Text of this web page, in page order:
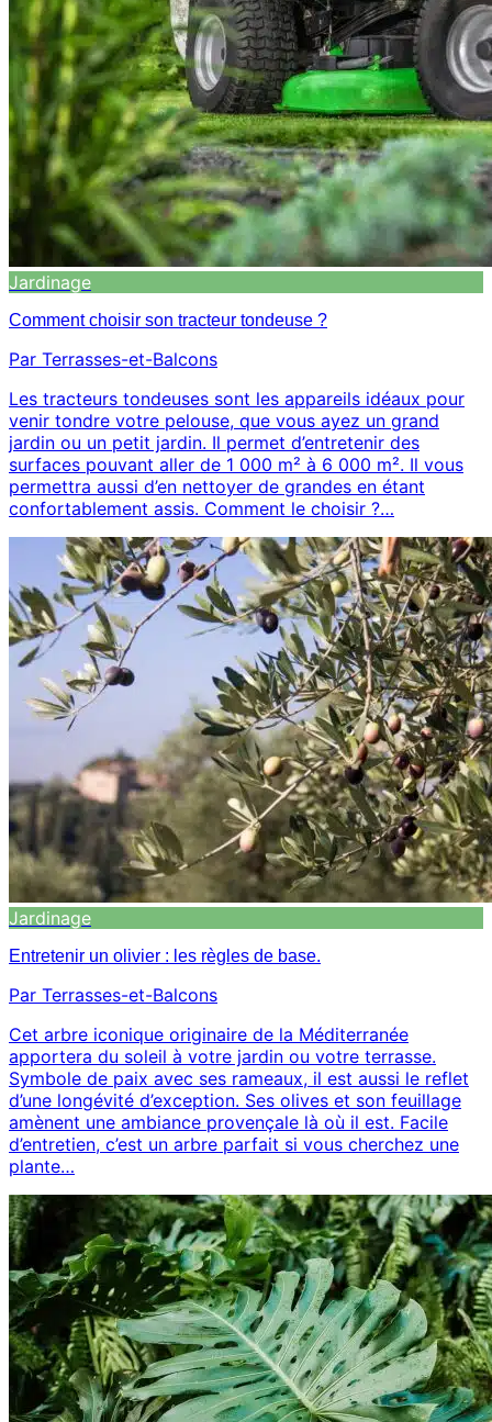
Jardinage
Comment choisir son tracteur tondeuse ?
Par Terrasses-et-Balcons
Les tracteurs tondeuses sont les appareils idéaux pour
venir tondre votre pelouse, que vous ayez un grand
jardin ou un petit jardin. Il permet d’entretenir des
surfaces pouvant aller de 1 000 m² à 6 000 m². Il vous
permettra aussi d’en nettoyer de grandes en étant
confortablement assis. Comment le choisir ?…
Jardinage
Entretenir un olivier : les règles de base.
Par Terrasses-et-Balcons
Cet arbre iconique originaire de la Méditerranée
apportera du soleil à votre jardin ou votre terrasse.
Symbole de paix avec ses rameaux, il est aussi le reflet
d’une longévité d’exception. Ses olives et son feuillage
amènent une ambiance provençale là où il est. Facile
d’entretien, c’est un arbre parfait si vous cherchez une
plante…